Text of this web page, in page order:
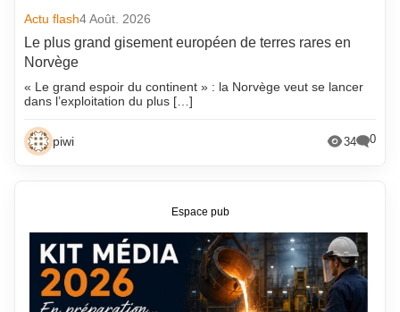
Actu flash4 Août. 2026
Le plus grand gisement européen de terres rares en
Norvège
« Le grand espoir du continent » : la Norvège veut se lancer
dans l’exploitation du plus […]
piwi 34 0
Espace pub